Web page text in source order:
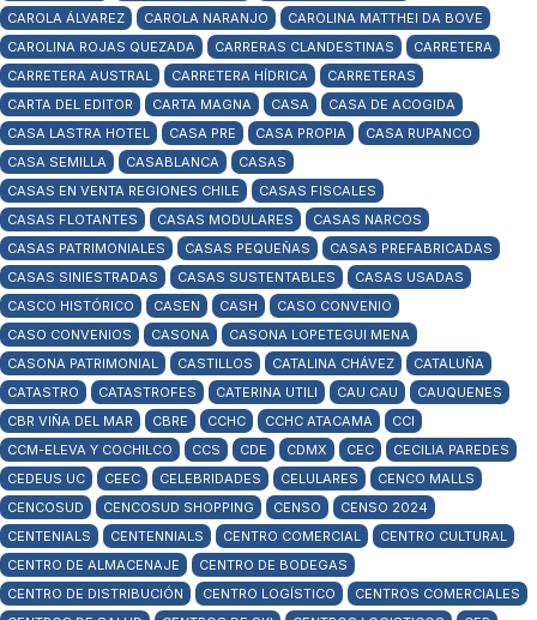
CAROLA ÁLVAREZ
CAROLA NARANJO
CAROLINA MATTHEI DA BOVE
CAROLINA ROJAS QUEZADA
CARRERAS CLANDESTINAS
CARRETERA
CARRETERA AUSTRAL
CARRETERA HÍDRICA
CARRETERAS
CARTA DEL EDITOR
CARTA MAGNA CASA
CASA DE ACOGIDA
CASA LASTRA HOTEL
CASA PRE CASA PROPIA
CASA RUPANCO
CASA SEMILLA
CASABLANCA
CASAS
CASAS EN VENTA REGIONES CHILE
CASAS FISCALES
CASAS FLOTANTES
CASAS MODULARES
CASAS NARCOS
CASAS PATRIMONIALES
CASAS PEQUEÑAS
CASAS PREFABRICADAS
CASAS SINIESTRADAS
CASAS SUSTENTABLES
CASAS USADAS
CASCO HISTÓRICO
CASEN CASH
CASO CONVENIO
CASO CONVENIOS
CASONA
CASONA LOPETEGUI MENA
CASONA PATRIMONIAL
CASTILLOS CATALINA CHÁVEZ
CATALUÑA
CATASTRO
CATASTROFES CATERINA UTILI CAU CAU
CAUQUENES
CBR VIÑA DEL MAR
CBRE CCHC CCHC ATACAMA
CCI
CCM-ELEVA Y COCHILCO
CCS CDE CDMX CEC
CECILIA PAREDES
CEDEUS UC
CEEC CELEBRIDADES CELULARES
CENCO MALLS
CENCOSUD
CENCOSUD SHOPPING CENSO
CENSO 2024
CENTENIALS
CENTENNIALS CENTRO COMERCIAL
CENTRO CULTURAL
CENTRO DE ALMACENAJE
CENTRO DE BODEGAS
CENTRO DE DISTRIBUCIÓN
CENTRO LOGÍSTICO
CENTROS COMERCIALES